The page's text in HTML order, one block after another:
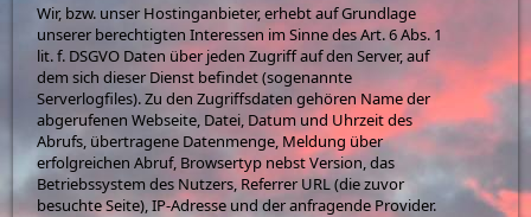
Wir, bzw. unser Hostinganbieter, erhebt auf Grundlage
unserer berechtigten Interessen im Sinne des Art. 6 Abs. 1
lit. f. DSGVO Daten über jeden Zugriff auf den Server, auf
dem sich dieser Dienst befindet (sogenannte
Serverlogfiles). Zu den Zugriffsdaten gehören Name der
abgerufenen Webseite, Datei, Datum und Uhrzeit des
Abrufs, übertragene Datenmenge, Meldung über
erfolgreichen Abruf, Browsertyp nebst Version, das
Betriebssystem des Nutzers, Referrer URL (die zuvor
besuchte Seite), IP-Adresse und der anfragende Provider.